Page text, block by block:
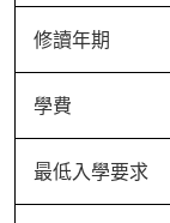
修讀年期
學費
最低入學要求